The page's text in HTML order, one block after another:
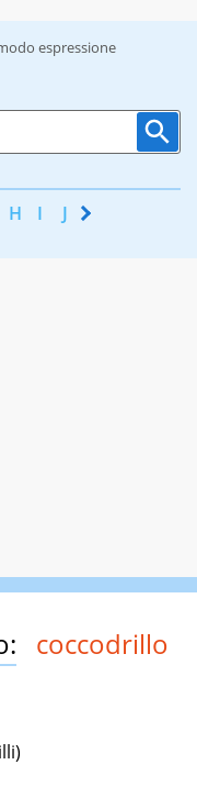
espressione
H I J K
coccodrillo